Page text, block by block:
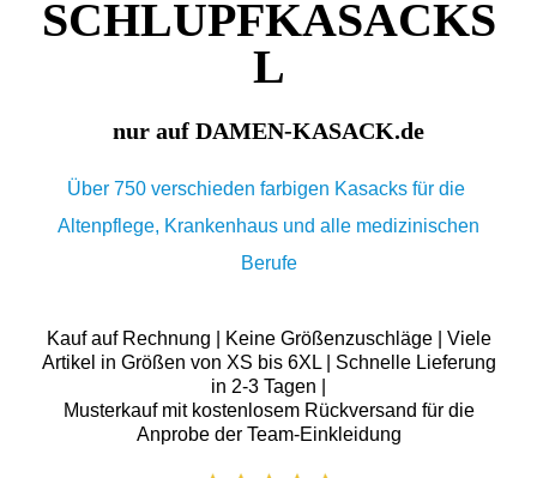
SCHLUPFKASACKS
L
nur auf DAMEN-KASACK.de
Über 750 verschieden farbigen Kasacks für die
Altenpflege, Krankenhaus und alle medizinischen
Berufe
Kauf auf Rechnung | Keine Größenzuschläge | Viele
Artikel in Größen von XS bis 6XL | Schnelle Lieferung
in 2-3 Tagen |
Musterkauf mit kostenlosem Rückversand für die
Anprobe der Team-Einkleidung